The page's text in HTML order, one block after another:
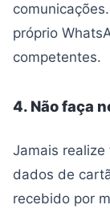
próprio
competentes.
4. Não faça
Jamais
dados de
recebido por